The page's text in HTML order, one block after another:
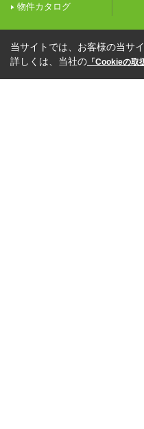
物件カタログ
当サイトでは、お客様の当サ
詳しくは、当社の 「Cookieの取